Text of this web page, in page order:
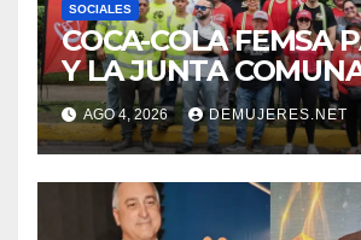
SOCIALES
COCA-COLA FEMSA
Y LA JUNTA
BETANIA IMPULSAN
JORNADA DE
PARA FORTALECER
CUIDADO DE LOS
COMUNITARIOS
AGO 4, 2026 DEMUJERES.NET